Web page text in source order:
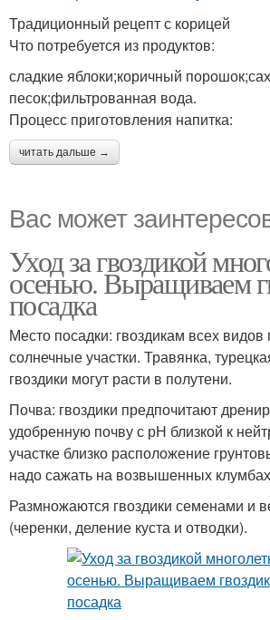
Традиционный рецепт с корицей
Что потребуется из продуктов:
сладкие яблоки;коричный
песок;фильтрованная вода.
Процесс приготовления напитка:
читать дальше →
Вас может
Уход за гвоздикой
осенью. Выращиваем
посадка
Место посадки: гвоздикам всех
солнечные участки. Травянка,
гвоздики могут расти в полутени.
Почва: гвоздики предпочитают
удобренную почву с рН близкой к
участке близко расположение
надо сажать на возвышенных
Размножаются гвоздики семенами и
(черенки, деление куста и отводки).